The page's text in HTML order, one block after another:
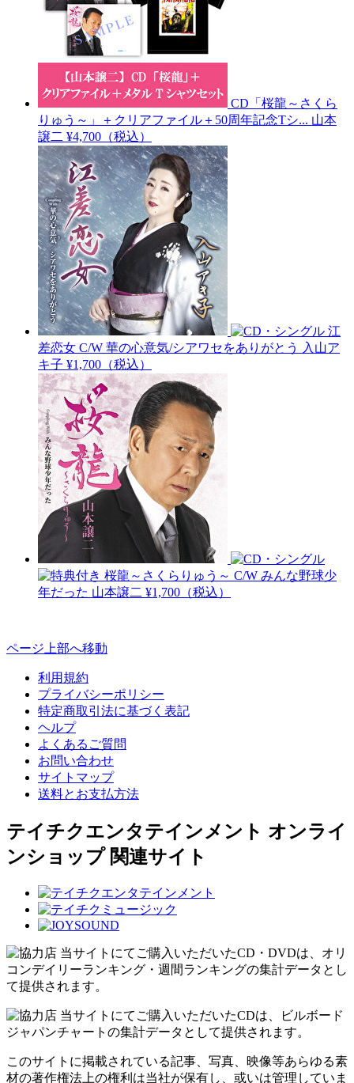
CD「桜龍～さくら
りゅう～」＋クリアファイル＋50周年記念Tシ... 山本
譲二 ¥4,700（税込）
江
差恋女 C/W 華の心意気/シアワセをありがとう
入山ア
キ子 ¥1,700（税込）
桜龍～さくらりゅう～ C/W みんな野球少
年だった 山本譲二 ¥1,700（税込）
ページ上部へ移動
利用規約
プライバシーポリシー
特定商取引法に基づく表記
ヘルプ
よくあるご質問
お問い合わせ
サイトマップ
送料とお支払方法
テイチクエンタテインメント オンライ
ンショップ 関連サイト
当サイトにてご購入いただいたCD・DVDは、オリ
コンデイリーランキング・週間ランキングの集計データとし
て提供されます。
当サイトにてご購入いただいたCDは、ビルボード
ジャパンチャートの集計データとして提供されます。
このサイトに掲載されている記事、写真、映像等あらゆる素
材の著作権法上の権利は当社が保有し、或いは管理していま